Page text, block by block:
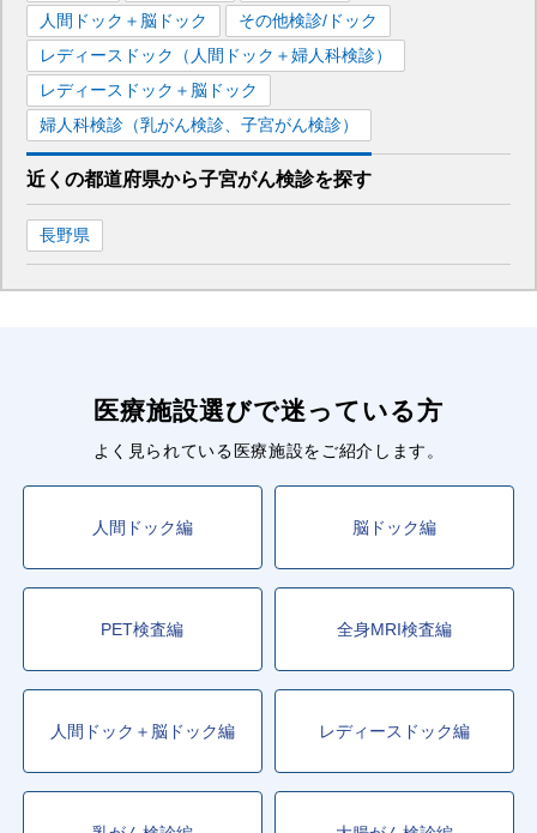
■上越新幹線
長岡駅 新潟駅
人間ドック＋脳ドック
その他検診/ドック
レディースドック（人間ドック＋婦人科検診）
レディースドック＋脳ドック
婦人科検診（乳がん検診、子宮がん検診）
近くの都道府県から子宮がん検診を探す
長野県
医療施設選びで迷っている方
よく見られている医療施設をご紹介します。
人間ドック編 脳ドック編
PET検査編 全身MRI検査編
人間ドック＋脳ドック編 レディースドック編